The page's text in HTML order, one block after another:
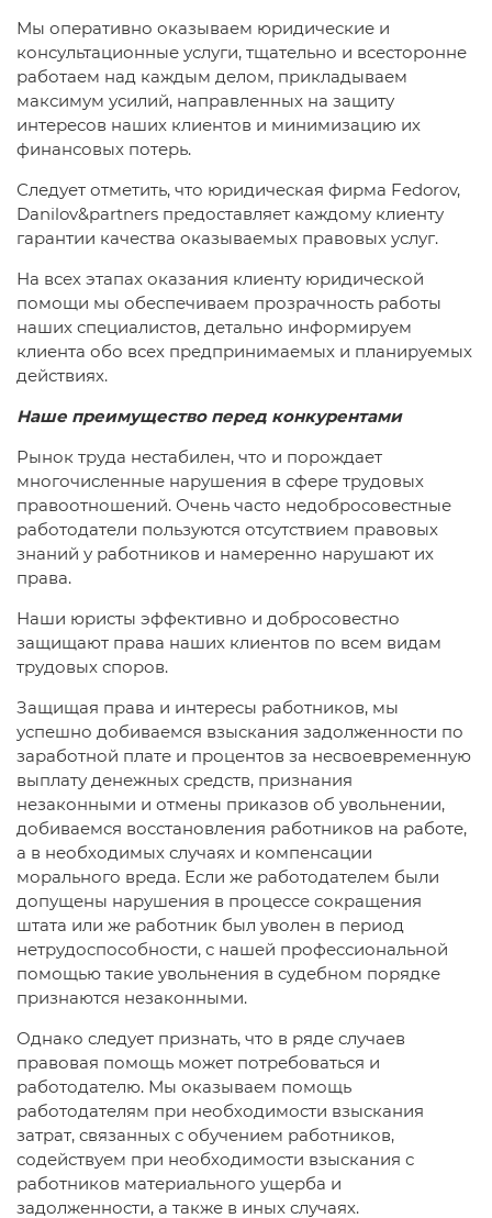
Мы оперативно оказываем юридические и
консультационные услуги, тщательно и всесторонне
работаем над каждым делом, прикладываем
максимум усилий, направленных на защиту
интересов наших клиентов и минимизацию их
финансовых потерь.
Следует отметить, что юридическая фирма Fedorov,
Danilov&partners предоставляет каждому клиенту
гарантии качества оказываемых правовых услуг.
На всех этапах оказания клиенту юридической
помощи мы обеспечиваем прозрачность работы
наших специалистов, детально информируем
клиента обо всех предпринимаемых и планируемых
действиях.
Наше преимущество перед конкурентами
Рынок труда нестабилен, что и порождает
многочисленные нарушения в сфере трудовых
правоотношений. Очень часто недобросовестные
работодатели пользуются отсутствием правовых
знаний у работников и намеренно нарушают их
права.
Наши юристы эффективно и добросовестно
защищают права наших клиентов по всем видам
трудовых споров.
Защищая права и интересы работников, мы
успешно добиваемся взыскания задолженности по
заработной плате и процентов за несвоевременную
выплату денежных средств, признания
незаконными и отмены приказов об увольнении,
добиваемся восстановления работников на работе,
а в необходимых случаях и компенсации
морального вреда. Если же работодателем были
допущены нарушения в процессе сокращения
штата или же работник был уволен в период
нетрудоспособности, с нашей профессиональной
помощью такие увольнения в судебном порядке
признаются незаконными.
Однако следует признать, что в ряде случаев
правовая помощь может потребоваться и
работодателю. Мы оказываем помощь
работодателям при необходимости взыскания
затрат, связанных с обучением работников,
содействуем при необходимости взыскания с
работников материального ущерба и
задолженности, а также в иных случаях.